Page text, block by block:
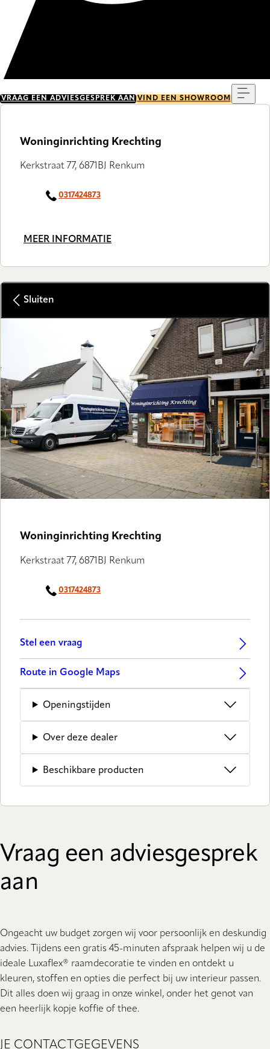
VRAAG EEN ADVIESGESPREK AAN VIND EEN SHOWROOM
Woninginrichting Krechting
Kerkstraat 77, 6871BJ Renkum
0317424873
MEER INFORMATIE
Sluiten
Woninginrichting Krechting
Kerkstraat 77, 6871BJ Renkum
0317424873
Stel een vraag
Route in Google Maps
Openingstijden
Over deze dealer
Beschikbare producten
Vraag een adviesgesprek
aan
Ongeacht uw budget zorgen wij voor persoonlijk en deskundig
advies. Tijdens een gratis 45-minuten afspraak helpen wij u de
ideale Luxaflex® raamdecoratie te vinden en ontdekt u
kleuren, stoffen en opties die perfect bij uw interieur passen.
Dit alles doen wij graag in onze winkel, onder het genot van
een heerlijk kopje koffie of thee.
JE CONTACTGEGEVENS